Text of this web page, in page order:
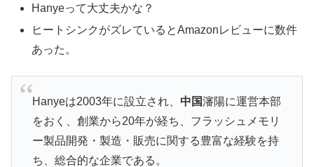
Hanyeって大丈夫かな？
ヒートシンクがズレているとAmazonレビューに数件
あった。
Hanyeは2003年に設立され、 中国瀋陽に運営本部
をおく、創業から20年が経ち、フラッシュメモリ
ー製品開発・製造・販売に関する豊富な経験を持
ち、総合的な企業である。